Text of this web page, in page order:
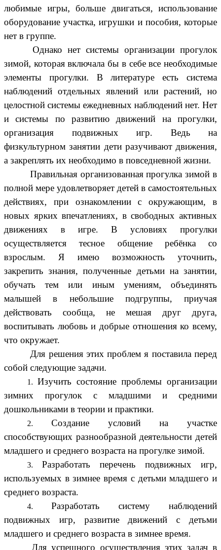
любимые игры, больше двигаться, использование
оборудование участка, игрушки и пособия, которые
нет в группе.
Однако нет системы организации прогулок
зимой, которая включала бы в себе все необходимые
элементы прогулки. В литературе есть система
наблюдений отдельных явлений или растений, но
целостной системы ежедневных наблюдений нет. Нет
и системы по развитию движений на прогулки,
организация подвижных игр. Ведь на
физкультурном занятии дети разучивают движения,
а закреплять их необходимо в повседневной жизни.
Правильная организованная прогулка зимой в
полной мере удовлетворяет детей в самостоятельных
действиях, при ознакомлении с окружающим, в
новых ярких впечатлениях, в свободных активных
движениях в игре. В условиях прогулки
осуществляется тесное общение ребёнка со
взрослым. Я имею возможность уточнить,
закрепить знания, полученные детьми на занятии,
обучать тем или иным умениям, объединять
малышей в небольшие подгруппы, приучая
действовать сообща, не мешая друг друга,
воспитывать любовь и добрые отношения ко всему,
что окружает.
Для решения этих проблем я поставила перед
собой следующие задачи.
Изучить состояние проблемы организации
зимних прогулок с младшими и средними
дошкольниками в теории и практики.
Создание условий на участке
способствующих разнообразной деятельности детей
младшего и среднего возраста на прогулке зимой.
Разработать перечень подвижных игр,
используемых в зимнее время с детьми младшего и
среднего возраста.
Разработать систему наблюдений
подвижных игр, развитие движений с детьми
младшего и среднего возраста в зимнее время.
Для успешного осуществления этих задач в